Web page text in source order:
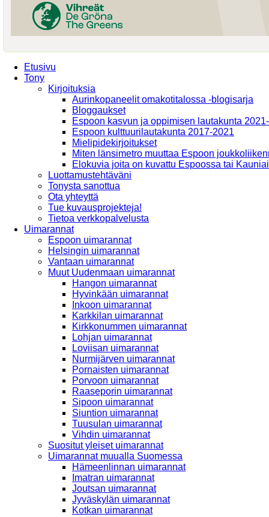
Etusivu
Tony
Kirjoituksia
Aurinkopaneelit omakotitalossa -blogisarja
Bloggaukset
Espoon kasvun ja oppimisen lautakunta
Espoon kulttuurilautakunta 2017-2021
Mielipidekirjoitukset
Miten länsimetro muuttaa Espoon
Elokuvia joita on kuvattu Espoossa tai
Luottamustehtäväni
Tonysta sanottua
Ota yhteyttä
Tue kuvausprojekteja!
Tietoa verkkopalvelusta
Uimarannat
Espoon uimarannat
Helsingin uimarannat
Vantaan uimarannat
Muut Uudenmaan uimarannat
Hangon uimarannat
Hyvinkään uimarannat
Inkoon uimarannat
Karkkilan uimarannat
Kirkkonummen uimarannat
Lohjan uimarannat
Loviisan uimarannat
Nurmijärven uimarannat
Pornaisten uimarannat
Porvoon uimarannat
Raaseporin uimarannat
Sipoon uimarannat
Siuntion uimarannat
Tuusulan uimarannat
Vihdin uimarannat
Suositut yleiset uimarannat
Uimarannat muualla Suomessa
Hämeenlinnan uimarannat
Imatran uimarannat
Joutsan uimarannat
Jyväskylän uimarannat
Kotkan uimarannat